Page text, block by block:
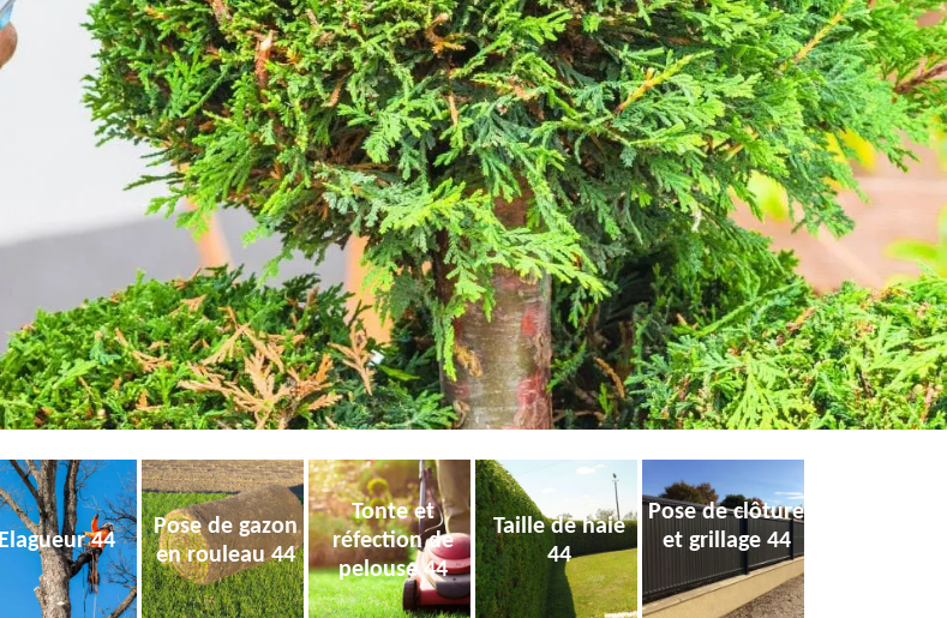
Elagueur 44
Pose de gazon
en rouleau 44
Tonte et
réfection de
pelouse 44
Taille de haie
44
Pose de clôture
et grillage 44